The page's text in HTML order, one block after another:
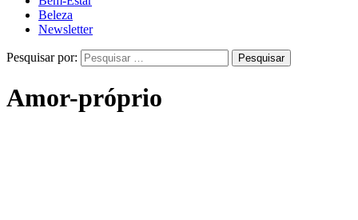
Beleza
Newsletter
Pesquisar por:
Amor-próprio